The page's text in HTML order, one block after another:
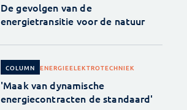
De gevolgen van de
energietransitie voor de natuur
COLUMN ENERGIEELEKTROTECHNIEK
'Maak van dynamische
energiecontracten de standaard'